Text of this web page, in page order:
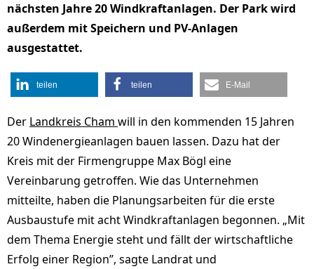
nächsten Jahre 20 Windkraftanlagen. Der Park wird
außerdem mit Speichern und PV-Anlagen
ausgestattet.
teilen teilen E-Mail
Der Landkreis Cham will in den kommenden 15 Jahren
20 Windenergieanlagen bauen lassen. Dazu hat der
Kreis mit der Firmengruppe Max Bögl eine
Vereinbarung getroffen. Wie das Unternehmen
mitteilte, haben die Planungsarbeiten für die erste
Ausbaustufe mit acht Windkraftanlagen begonnen. „Mit
dem Thema Energie steht und fällt der wirtschaftliche
Erfolg einer Region”, sagte Landrat und